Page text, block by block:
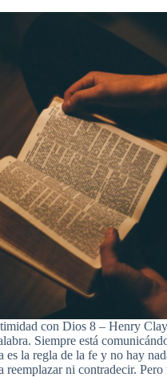
con Dios 8 – Henry
Siempre está
es la regla de la fe y no hay
reemplazar ni contradecir. Pero